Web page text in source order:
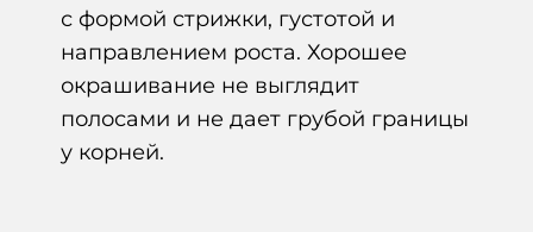
с формой стрижки, густотой и
направлением роста. Хорошее
окрашивание не выглядит
полосами и не дает грубой границы
у корней.